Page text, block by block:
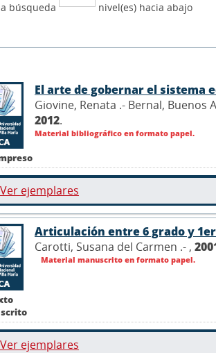
búsqueda nivel(es) hacia abajo
El arte de gobernar el sistema
Giovine, Renata .- Bernal, Buenos
2012.
Material bibliográfico en formato papel.
Ver ejemplares
Articulación entre 6 grado y
Carotti, Susana del Carmen .- ,
Material manuscrito en formato papel.
Ver ejemplares